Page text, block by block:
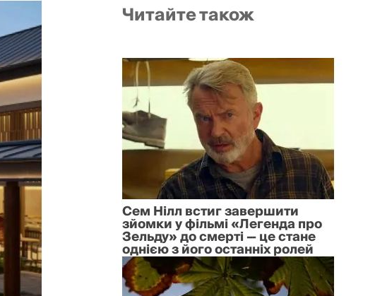
Читайте також
Сем Нілл встиг завершити
зйомки у фільмі «Легенда про
Зельду» до смерті — це стане
однією з його останніх ролей